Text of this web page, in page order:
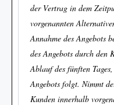
der Vertrag in dem
vorgenannten
Annahme des Angebots
des Angebots durch den
Ablauf des fünften
Angebots folgt. Nimmt
Kunden innerhalb